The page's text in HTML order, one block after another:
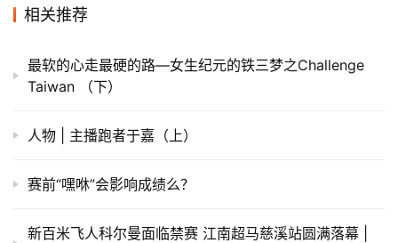
相关推荐
最软的心走最硬的路—女生纪元的铁三梦之Challenge
Taiwan （下）
人物 | 主播跑者于嘉（上）
赛前“嘿咻”会影响成绩么？
新百米飞人科尔曼面临禁赛 江南超马慈溪站圆满落幕 |